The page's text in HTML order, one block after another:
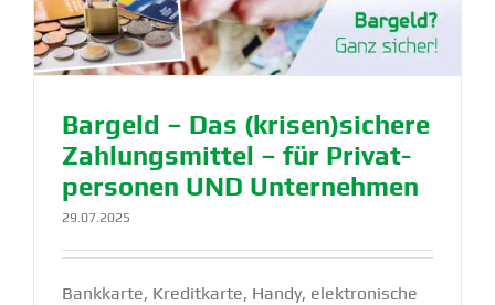
Bargeld – Das (krisen)sichere
Zahlungs­mittel – für Privat­
per­sonen UND Unter­nehmen
29.07.2025
Bankkarte, Kreditkarte, Handy, elektronische